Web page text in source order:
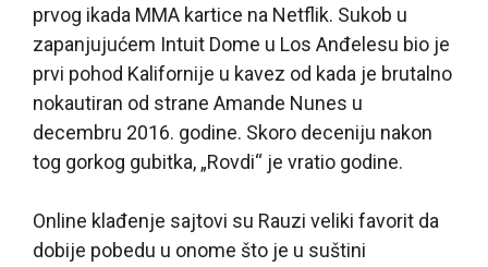
prvog ikada MMA kartice na Netflik. Sukob u
zapanjujućem Intuit Dome u Los Anđelesu bio je
prvi pohod Kalifornije u kavez od kada je brutalno
nokautiran od strane Amande Nunes u
decembru 2016. godine. Skoro deceniju nakon
tog gorkog gubitka, „Rovdi“ je vratio godine.
Online klađenje sajtovi su Rauzi veliki favorit da
dobije pobedu u onome što je u suštini